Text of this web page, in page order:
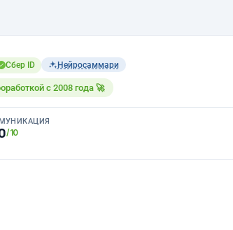
Сбер ID Нейросаммари
с 2008 года 🚀
/10